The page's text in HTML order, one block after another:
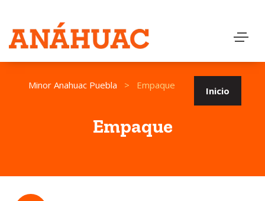
Minor Anahuac Puebla > Empaque Inicio
Empaque